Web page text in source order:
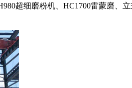
超细磨粉机、HC1700雷蒙磨、